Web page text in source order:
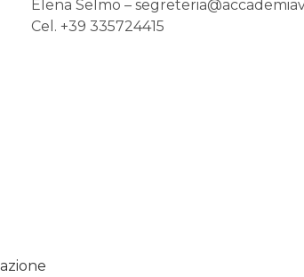
Elena Selmo –
Cel. +39 335724415